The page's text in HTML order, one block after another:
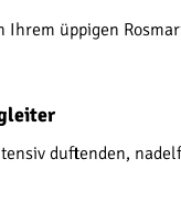
üppigen
duftenden,